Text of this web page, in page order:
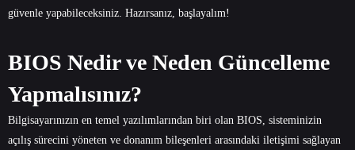
güvenle yapabileceksiniz. Hazırsanız, başlayalım!
BIOS Nedir ve Neden Güncelleme
Yapmalısınız?
Bilgisayarınızın en temel yazılımlarından biri olan BIOS, sisteminizin
açılış sürecini yöneten ve donanım bileşenleri arasındaki iletişimi sağlayan